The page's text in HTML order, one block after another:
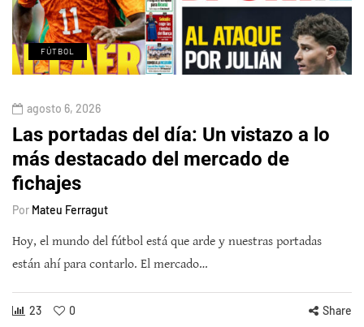
FÚTBOL
agosto 6, 2026
Las portadas del día: Un vistazo a lo
más destacado del mercado de
fichajes
Por Mateu Ferragut
Hoy, el mundo del fútbol está que arde y nuestras portadas
están ahí para contarlo. El mercado…
23 0 Share